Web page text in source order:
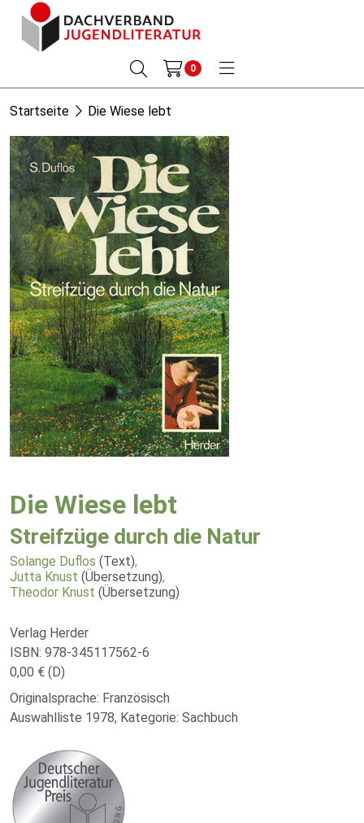
0
Startseite Die Wiese lebt
Die Wiese lebt
Streifzüge durch die Natur
Solange Duflos (Text),
Jutta Knust (Übersetzung),
Theodor Knust (Übersetzung)
Verlag Herder
ISBN: 978-345117562-6
0,00 € (D)
Originalsprache: Französisch
Auswahlliste 1978, Kategorie: Sachbuch